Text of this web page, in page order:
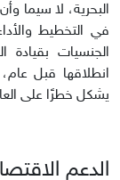
البحرية، لا سيما
في التخطيط
الجنسيات
انطلاقها قبل
يشكل خطرًا على
الدعم